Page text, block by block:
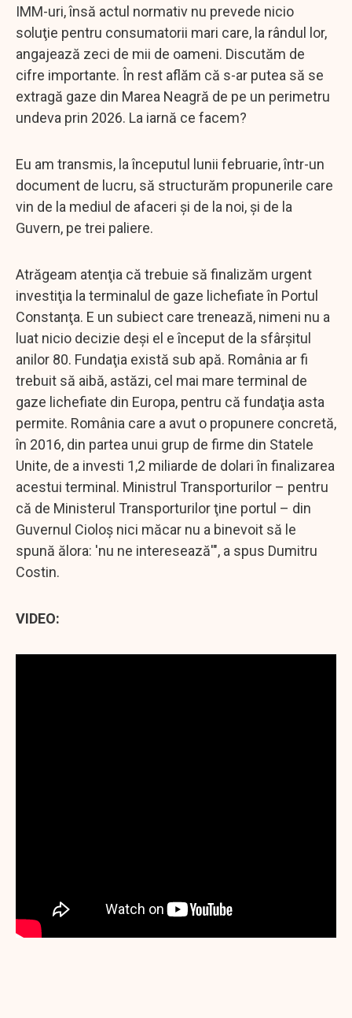
IMM-uri, însă actul normativ nu prevede nicio
soluţie pentru consumatorii mari care, la rândul lor,
angajează zeci de mii de oameni. Discutăm de
cifre importante. În rest aflăm că s-ar putea să se
extragă gaze din Marea Neagră de pe un perimetru
undeva prin 2026. La iarnă ce facem?
Eu am transmis, la începutul lunii februarie, într-un
document de lucru, să structurăm propunerile care
vin de la mediul de afaceri şi de la noi, şi de la
Guvern, pe trei paliere.
Atrăgeam atenţia că trebuie să finalizăm urgent
investiţia la terminalul de gaze lichefiate în Portul
Constanţa. E un subiect care trenează, nimeni nu a
luat nicio decizie deşi el e început de la sfârşitul
anilor 80. Fundaţia există sub apă. România ar fi
trebuit să aibă, astăzi, cel mai mare terminal de
gaze lichefiate din Europa, pentru că fundaţia asta
permite. România care a avut o propunere concretă,
în 2016, din partea unui grup de firme din Statele
Unite, de a investi 1,2 miliarde de dolari în finalizarea
acestui terminal. Ministrul Transporturilor – pentru
că de Ministerul Transporturilor ţine portul – din
Guvernul Cioloş nici măcar nu a binevoit să le
spună ălora: 'nu ne interesează'", a spus Dumitru
Costin.
VIDEO: